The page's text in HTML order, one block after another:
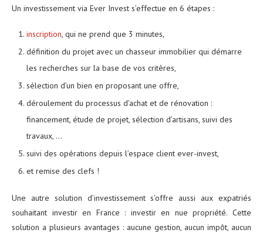
Un investissement via Ever Invest s’effectue en 6 étapes :
inscription, qui ne prend que 3 minutes,
définition du projet avec un chasseur immobilier qui démarre
les recherches sur la base de vos critères,
sélection d’un bien en proposant une offre,
déroulement du processus d’achat et de rénovation :
financement, étude de projet, sélection d’artisans, suivi des
travaux, …
suivi des opérations depuis l’espace client ever-invest,
et remise des clefs !
Une autre solution d’investissement s’offre aussi aux expatriés
souhaitant investir en France : investir en nue propriété. Cette
solution a plusieurs avantages : aucune gestion, aucun impôt, aucun